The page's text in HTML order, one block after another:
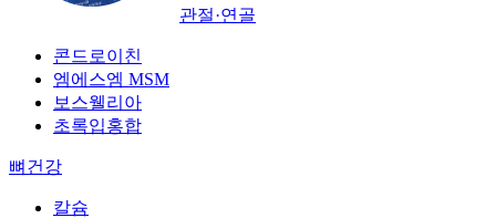
관절·연골
콘드로이친
엠에스엠 MSM
보스웰리아
초록입홍합
뼈건강
칼슘